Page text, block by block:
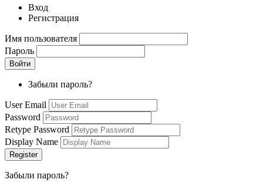
Вход
Регистрация
Имя пользователя
Пароль
Забыли пароль?
User Email
Password
Retype Password
Display Name
Забыли пароль?